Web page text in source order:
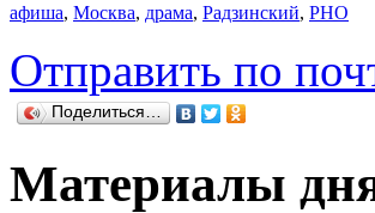
афиша, Москва, драма, Радзинский, РНО
Отправить по
Поделиться…
Материалы